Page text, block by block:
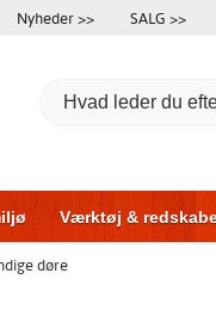
Nyheder >> SALG >>
Værktøj &
døre